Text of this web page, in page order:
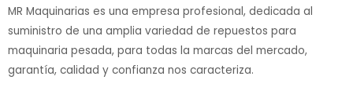
MR Maquinarias es una empresa profesional, dedicada al
suministro de una amplia variedad de repuestos para
maquinaria pesada, para todas la marcas del mercado,
garantía, calidad y confianza nos caracteriza.